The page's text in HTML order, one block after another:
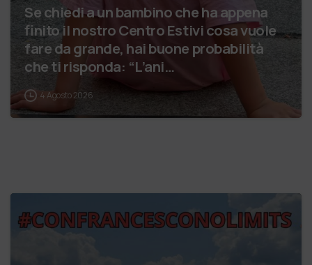
Se chiedi a un bambino che ha appena
finito il nostro Centro Estivi cosa vuole
fare da grande, hai buone probabilità
che ti risponda: “L’ani…
4 Agosto 2026